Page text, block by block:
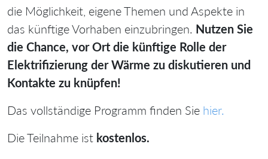
die Möglichkeit, eigene Themen und Aspekte in
das künftige Vorhaben einzubringen. Nutzen Sie
die Chance, vor Ort die künftige Rolle der
Elektrifizierung der Wärme zu diskutieren und
Kontakte zu knüpfen!
Das vollständige Programm finden Sie hier.
Die Teilnahme ist kostenlos.